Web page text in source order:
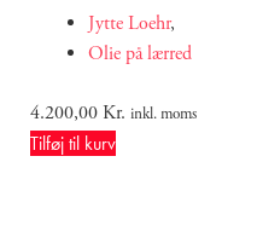
Jytte Loehr,
Olie på lærred
4.200,00Kr. inkl. moms
Tilføj til kurv